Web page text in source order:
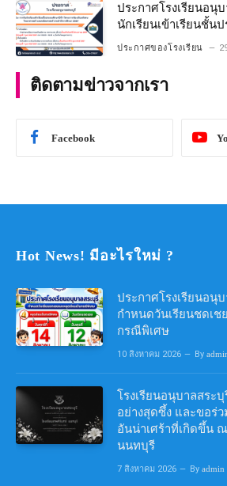
ประกาศโรงเรียนอนุบาลสระบุ
นักเรียนเข้าเรียนชั้น
โครงการห้องเรียนพิ
ประกาศของโรงเรียน
ติดตามข่าวจากเรา
Facebook
Hot News! มีอะไรใหม่ ?
ประกาศโรงเรียนอนุบ
กำหนดวันเรียนชดเช
กรณีพิเศษ
10 สิงหาคม 2026 By
โรงเรียนอนุบาลสระ
อย่างสุดซึ้ง และขอร่
อันน่าเศร้าที่เกิดขึ้น
นนทบุรี
7 สิงหาคม 2026 By admin